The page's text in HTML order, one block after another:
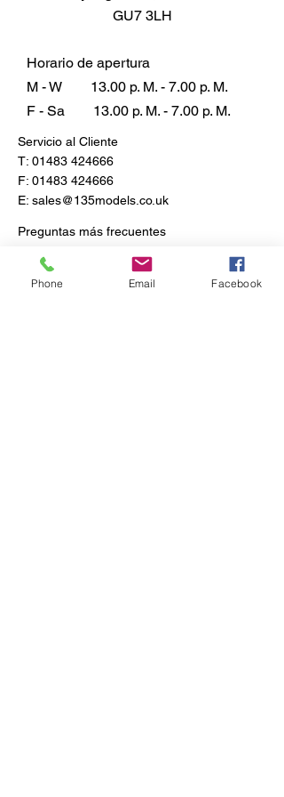
GU7 3LH
Horario de apertura
M - W
13.00 p. M. - 7.00 p. M.
F - Sa
13.00 p. M. - 7.00 p. M.
Servicio al Cliente
T: 01483 424666
F: 01483 424666
E: sales@135models.co.uk
Preguntas más frecuentes
Política de la tienda
Phone Email Facebook